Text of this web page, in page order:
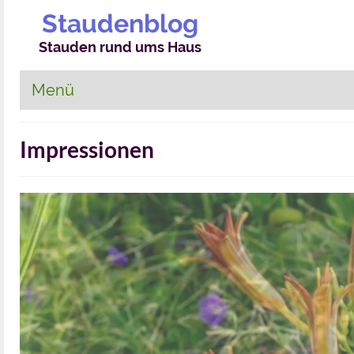
Staudenblog
Stauden rund ums Haus
Menü
Impressionen